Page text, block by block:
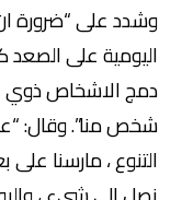
وشدد على “ضرورة
اليومية على الصعد
دمج الاشخاص ذوي
شخص منا”. وقال:
التنوع ، مارسنا على